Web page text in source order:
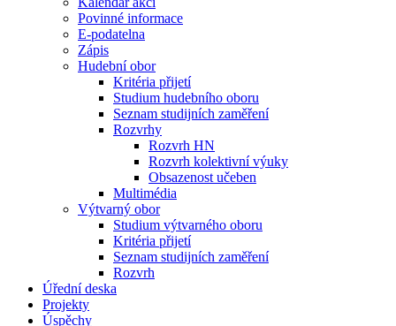
Povinné informace
E-podatelna
Zápis
Hudební obor
Kritéria přijetí
Studium hudebního oboru
Seznam studijních zaměření
Rozvrhy
Rozvrh HN
Rozvrh kolektivní výuky
Obsazenost učeben
Multimédia
Výtvarný obor
Studium výtvarného oboru
Kritéria přijetí
Seznam studijních zaměření
Rozvrh
Úřední deska
Projekty
Úspěchy